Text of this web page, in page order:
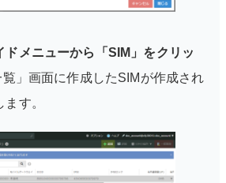
メニューから「SIM」をクリッ
覧」画面に作成したSIMが作成され
す。